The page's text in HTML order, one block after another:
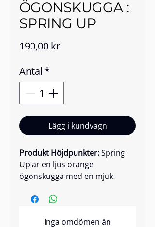
ÖGONSKUGGA :
SPRING UP
190,00 krPris
Antal *
Lägg i kundvagn
Produkt Höjdpunkter:Spring
Up är en ljus orange
ögonskugga med en mjuk
gnistrande värme till vilken look
formula erbjuder
Inga omdömen än